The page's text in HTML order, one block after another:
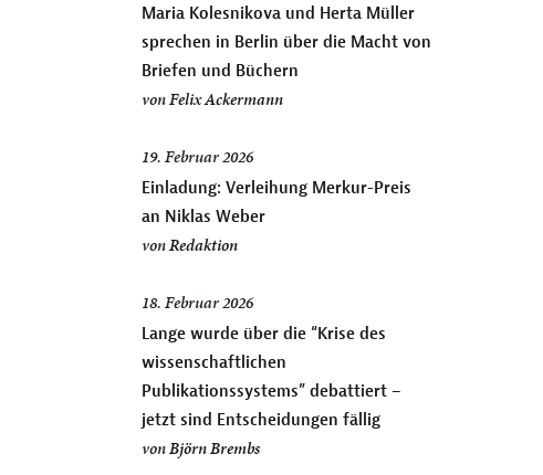
Maria Kolesnikova und Herta Müller
sprechen in Berlin über die Macht von
Briefen und Büchern
vonFelix Ackermann
19. Februar 2026
Einladung: Verleihung Merkur-Preis
an Niklas Weber
vonRedaktion
18. Februar 2026
Lange wurde über die “Krise des
wissenschaftlichen
Publikationssystems” debattiert –
jetzt sind Entscheidungen fällig
vonBjörn Brembs